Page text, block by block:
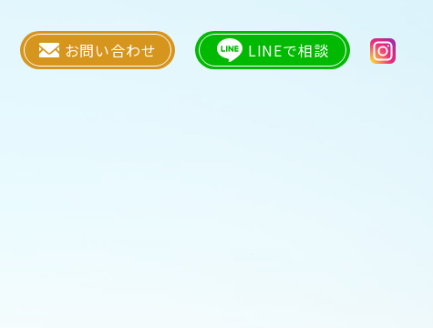
お問い合わせ LINEで相談